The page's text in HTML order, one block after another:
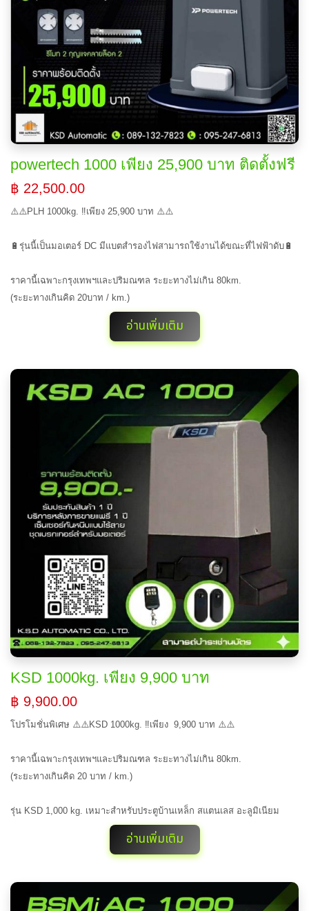
powertech 1000 เพียง 25,900 บาท ติดตั้งฟรี
฿ 22,500.00
⚠️⚠️PLH 1000kg. ‼️เพียง 25,900 บาท ⚠️⚠️
🔋รุ่นนี้เป็นมอเตอร์ DC มีแบตสำรองไฟสามารถใช้งานได้ขณะที่ไฟฟ้าดับ🔋
ราคานี้เฉพาะกรุงเทพฯและปริมณฑล ระยะทางไม่เกิน 80km.
(ระยะทางเกินคิด 20บาท / km.)
อ่านเพิ่มเติม
KSD 1000kg. เพียง 9,900 บาท
฿ 9,900.00
โปรโมชั่นพิเศษ ⚠️⚠️KSD 1000kg. ‼️เพียง 9,900 บาท ⚠️⚠️
ราคานี้เฉพาะกรุงเทพฯและปริมณฑล ระยะทางไม่เกิน 80km.
(ระยะทางเกินคิด 20 บาท / km.)
รุ่น KSD 1,000 kg. เหมาะสำหรับประตูบ้านเหล็ก สแตนเลส อะลูมิเนียม
อ่านเพิ่มเติม